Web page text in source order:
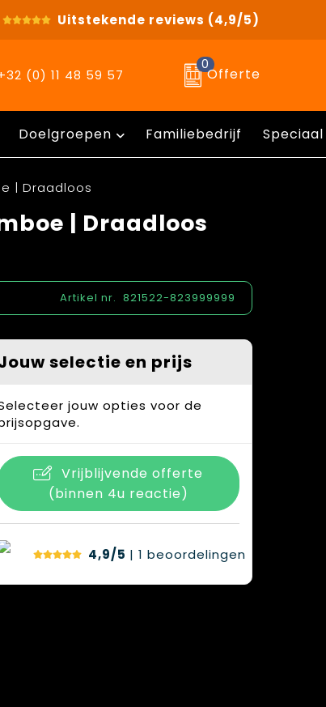
Uitstekende reviews (4,9/5)
(0) 11 48 59 57
0
Offerte
Doelgroepen Familiebedrijf
| Draadloos
| Draadloos
Artikel nr. 821522-823999999
selectie en prijs
jouw opties voor de
Vrijblijvende offerte
(binnen 4u reactie)
4,9/5 | 1 beoordelingen